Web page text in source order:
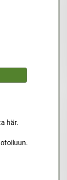
här.